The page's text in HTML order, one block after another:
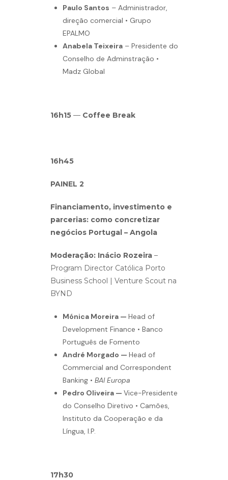
Paulo Santos – Administrador,
direção comercial • Grupo
EPALMO
Anabela Teixeira– Presidente do
Conselho de Adminstração •
Madz Global
16h15 — Coffee Break
16h45
PAINEL 2
Financiamento, investimento e
parcerias: como concretizar
negócios Portugal – Angola
Moderação: Inácio Rozeira–
Program Director Católica Porto
Business School | Venture Scout na
BYND
Mónica Moreira — Head of
Development Finance • Banco
Português de Fomento
André Morgado — Head of
Commercial and Correspondent
Banking • BAI Europa
Pedro Oliveira — Vice-Presidente
do Conselho Diretivo • Camões,
Instituto da Cooperação e da
Língua, I.P.
17h30